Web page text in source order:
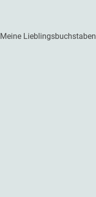
Meine Lieblingsbuchstaben